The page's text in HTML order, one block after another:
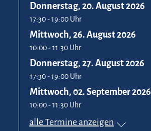
Donnerstag, 20. August 2026
17:30 - 19:00 Uhr
Mittwoch, 26. August 2026
10:00 - 11:30 Uhr
Donnerstag, 27. August 2026
17:30 - 19:00 Uhr
Mittwoch, 02. September 2026
10:00 - 11:30 Uhr
alle Termine anzeigen